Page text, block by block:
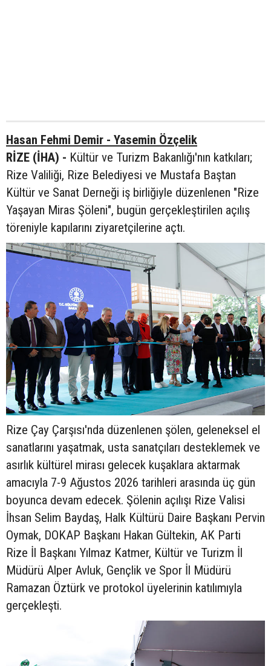
Hasan Fehmi Demir - Yasemin Özçelik
RİZE (İHA) - Kültür ve Turizm Bakanlığı'nın katkıları;
Rize Valiliği, Rize Belediyesi ve Mustafa Baştan
Kültür ve Sanat Derneği iş birliğiyle düzenlenen "Rize
Yaşayan Miras Şöleni", bugün gerçekleştirilen açılış
töreniyle kapılarını ziyaretçilerine açtı.
Rize Çay Çarşısı'nda düzenlenen şölen, geleneksel el
sanatlarını yaşatmak, usta sanatçıları desteklemek ve
asırlık kültürel mirası gelecek kuşaklara aktarmak
amacıyla 7-9 Ağustos 2026 tarihleri arasında üç gün
boyunca devam edecek. Şölenin açılışı Rize Valisi
İhsan Selim Baydaş, Halk Kültürü Daire Başkanı Pervin
Oymak, DOKAP Başkanı Hakan Gültekin, AK Parti
Rize İl Başkanı Yılmaz Katmer, Kültür ve Turizm İl
Müdürü Alper Avluk, Gençlik ve Spor İl Müdürü
Ramazan Öztürk ve protokol üyelerinin katılımıyla
gerçekleşti.